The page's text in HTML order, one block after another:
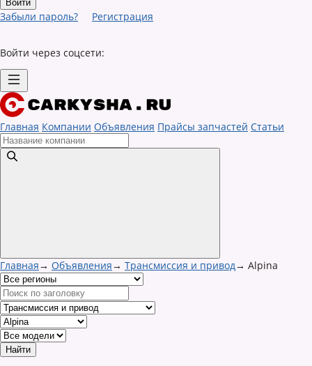
Забыли пароль? Регистрация
Войти через соцсети:
Главная Компании Объявления Прайсы запчастей Статьи
Главная→ Объявления→ Трансмиссия и привод→ Alpina